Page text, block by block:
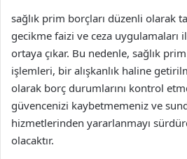
sağlık prim borçları düzenli olarak
gecikme faizi ve ceza uygulamaları
ortaya çıkar. Bu nedenle, sağlık
işlemleri, bir alışkanlık haline
olarak borç durumlarını kontrol
güvencenizi kaybetmemeniz ve
hizmetlerinden yararlanmayı
olacaktır.